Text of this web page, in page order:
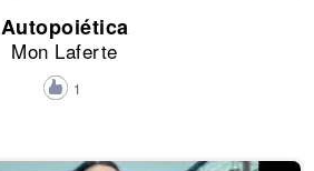
Autopoiética
Mon Laferte
1